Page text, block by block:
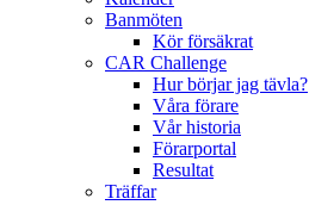
Banmöten
Kör försäkrat
CAR Challenge
Hur börjar jag tävla?
Våra förare
Vår historia
Förarportal
Resultat
Träffar